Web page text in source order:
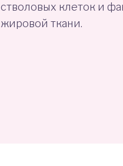
стволовых клеток и
жировой ткани.